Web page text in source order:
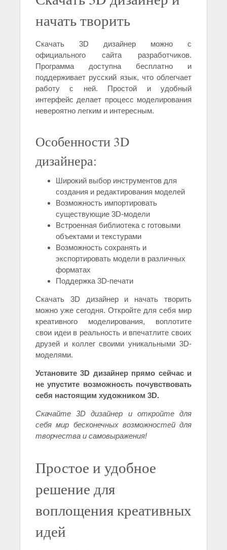
начать творить
Скачать 3D дизайнер можно с
официального сайта разработчиков.
Программа доступна бесплатно и
поддерживает русский язык, что облегчает
работу с ней. Простой и удобный
интерфейс делает процесс моделирования
невероятно легким и интересным.
Особенности 3D
дизайнера:
Широкий выбор инструментов для
создания и редактирования моделей
Возможность импортировать
существующие 3D-модели
Встроенная библиотека с готовыми
объектами и текстурами
Возможность сохранять и
экспортировать модели в различных
форматах
Поддержка 3D-печати
Скачать 3D дизайнер и начать творить
можно уже сегодня. Откройте для себя мир
креативного моделирования, воплотите
свои идеи в реальность и впечатлите своих
друзей и коллег своими уникальными 3D-
моделями.
Установите 3D дизайнер прямо сейчас и
не упустите возможность почувствовать
себя настоящим художником 3D.
Скачайте 3D дизайнер и откройте для
себя мир бесконечных возможностей для
творчества и самовыражения!
Простое и удобное
решение для
воплощения креативных
идей